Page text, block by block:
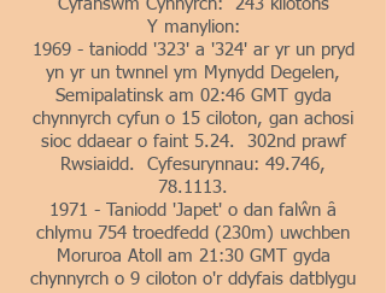
Cyfanswm Cynnyrch: 243 kilotons
Y manylion:
1969 - taniodd '323' a '324' ar yr un pryd
yn yr un twnnel ym Mynydd Degelen,
Semipalatinsk am 02:46 GMT gyda
chynnyrch cyfun o 15 ciloton, gan achosi
sioc ddaear o faint 5.24. 302nd prawf
Rwsiaidd. Cyfesurynnau: 49.746,
78.1113.
1971 - Taniodd 'Japet' o dan falŵn â
chlymu 754 troedfedd (230m) uwchben
Moruroa Atoll am 21:30 GMT gyda
chynnyrch o 9 ciloton o'r ddyfais datblygu